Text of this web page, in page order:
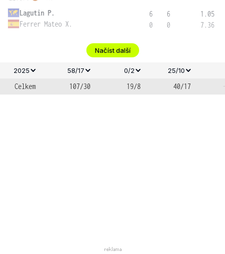
Lagutin P.
Ferrer Mateo X.
6
0
6
0
1.05
7.36
Načíst další
2025 58/17 0/2 25/10
Celkem 107/30 19/8 40/17